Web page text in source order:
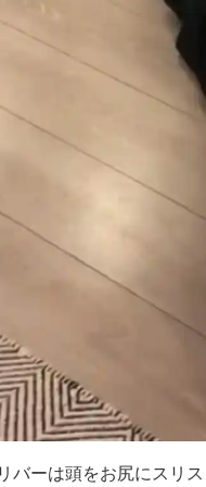
バーは頭をお尻にスリ